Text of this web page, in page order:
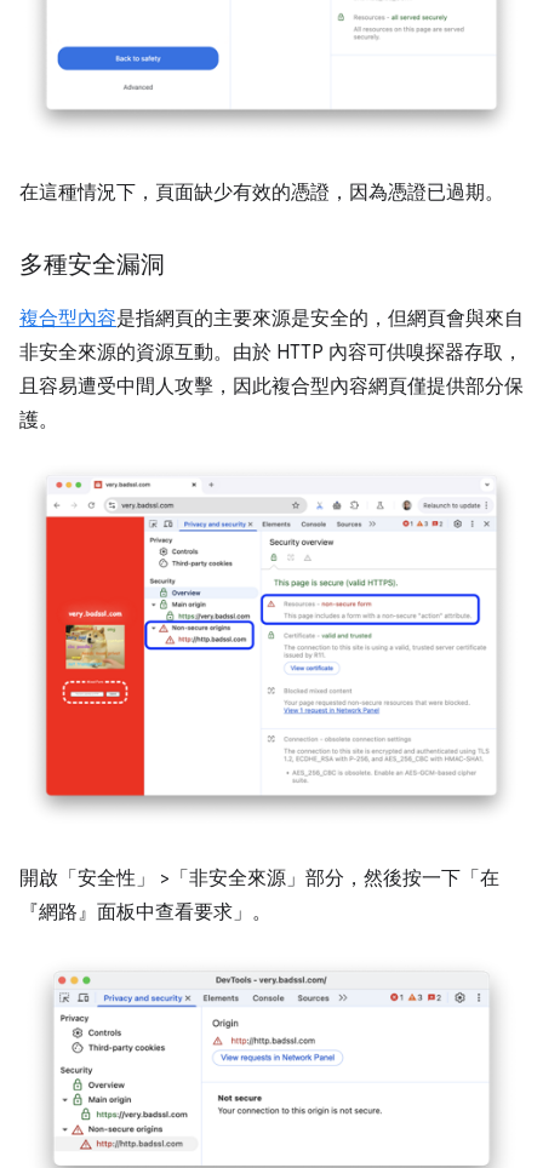
在這種情況下，頁面缺少有效的憑證，因為憑證已過期。
多種安全漏洞
複合型內容是指網頁的主要來源是安全的，但網頁會與來自
非安全來源的資源互動。由於 HTTP 內容可供嗅探器存取，
且容易遭受中間人攻擊，因此複合型內容網頁僅提供部分保
護。
開啟「安全性」 >「非安全來源」 部分，然後按一下「在
『網路』面板中查看要求」 。